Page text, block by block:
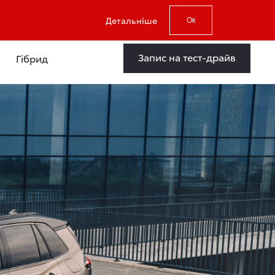
Детальніше Ок
Гібрид Запис на тест-драйв